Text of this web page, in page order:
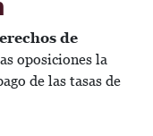
de
oposiciones la
de las tasas de